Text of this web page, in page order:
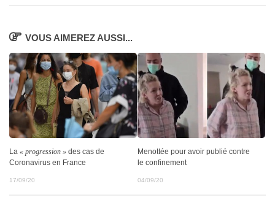
VOUS AIMEREZ AUSSI...
La « progression » des cas de
Coronavirus en France
17/09/20
Menottée pour avoir publié contre
le confinement
04/09/20